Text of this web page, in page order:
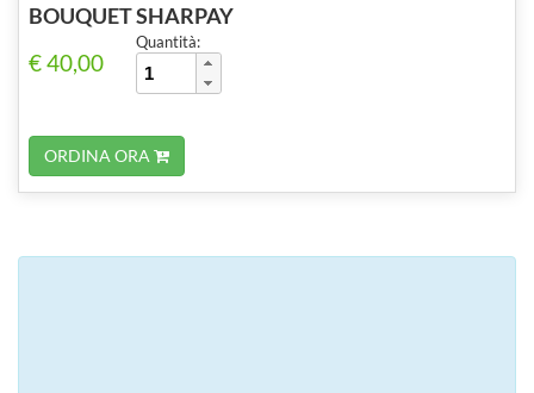
BOUQUET SHARPAY
€ 40,00
Quantità:
ORDINA ORA